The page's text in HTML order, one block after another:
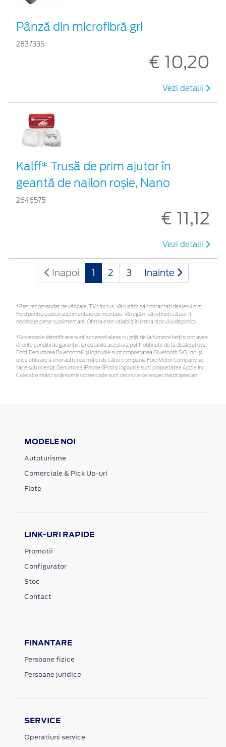
Pânză din microfibră gri
2837335
€ 10,20
Vezi detalii
Kalff* Trusă de prim ajutor în
geantă de nailon roșie, Nano
2646575
€ 11,12
Vezi detalii
Inapoi 1 2 3 Inainte
*Preţ recomandat de vânzare, TVA inclus. Vă rugăm să contactaţi dealerul dvs.
Ford pentru costuri suplimentare de montare. Vă rugăm să rețineți că pot fi
necesare piese suplimentare. Oferta este valabilă în limita stocului disponibil.
*Accesoriile identificate sunt accesorii alese cu grijă de la furnizori terți și pot avea
diferite condiții de garanție, iar detaliile acestora pot fi obținute de la dealerul dvs.
Ford. Denumirea Bluetooth® și logourile sunt proprietatea Bluetooth SIG, Inc. și
orice utilizare a unor astfel de mărci de către compania Ford Motor Company se
face sub licență. Denumirea iPhone/iPod și logourile sunt proprietatea Apple Inc.
Celelalte mărci și denumiri comerciale sunt deținute de respectivii proprietari
MODELE NOI
Autoturisme
Comerciale & Pick Up-uri
Flote
LINK-URI RAPIDE
Promotii
Configurator
Stoc
Contact
FINANTARE
Persoane fizice
Persoane juridice
SERVICE
Operatiuni service